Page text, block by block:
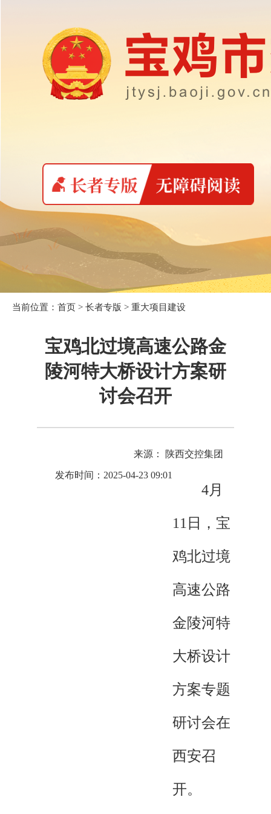
当前位置： 首页 > 长者专版 > 重大项目建设
宝鸡北过境高速公路金
陵河特大桥设计方案研
讨会召开
来源： 陕西交控集团
发布时间：2025-04-23 09:01
4月
11日，宝
鸡北过境
高速公路
金陵河特
大桥设计
方案专题
研讨会在
西安召
开。